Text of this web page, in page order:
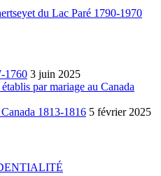
1760 3 juin 2025
par mariage au Canada
1813-1816 5 février 2025